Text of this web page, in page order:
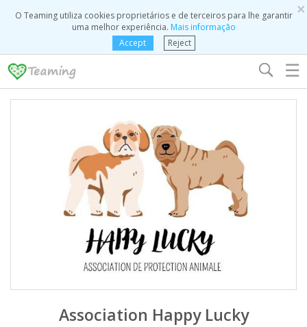
×
O Teaming utiliza cookies proprietários e de terceiros para lhe garantir
uma melhor experiência. Mais informação
Accept
Reject
☰
Association Happy Lucky